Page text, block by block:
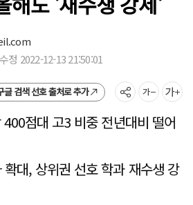
정 2022-12-13 21:50:01
글 검색 선호 출처로 추가
400점대 고3 비중 전년대비 떨어
대, 상위권 선호 학과 재수생 강